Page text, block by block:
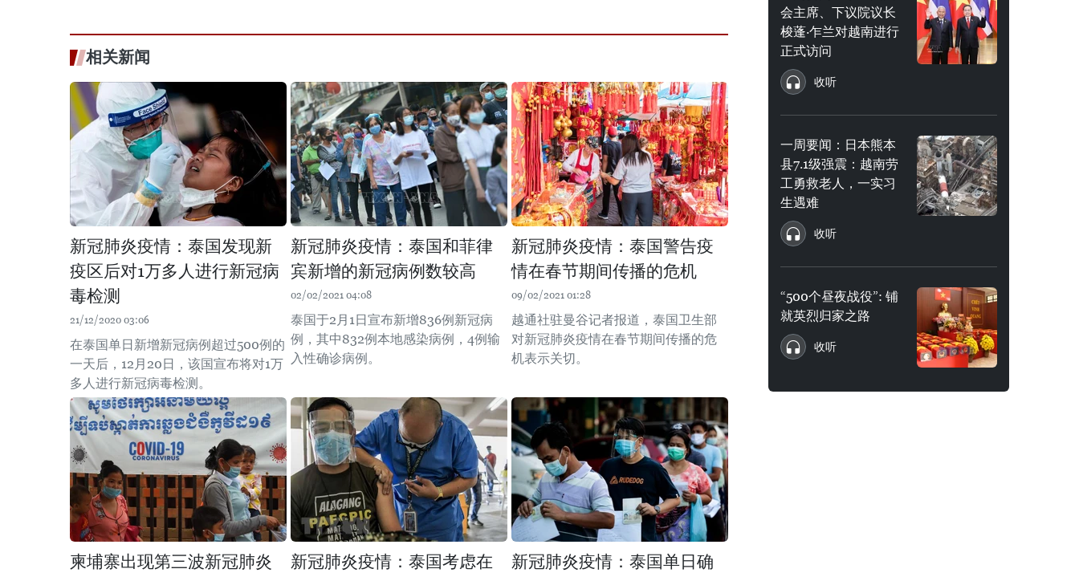
相关新闻
新冠肺炎疫情：泰国发现新
疫区后对1万多人进行新冠病
毒检测
21/12/2020 03:06
在泰国单日新增新冠病例超过500例的
一天后，12月20日，该国宣布将对1万
多人进行新冠病毒检测。
新冠肺炎疫情：泰国和菲律
宾新增的新冠病例数较高
02/02/2021 04:08
泰国于2月1日宣布新增836例新冠病
例，其中832例本地感染病例，4例输
入性确诊病例。
新冠肺炎疫情：泰国警告疫
情在春节期间传播的危机
09/02/2021 01:28
越通社驻曼谷记者报道，泰国卫生部
对新冠肺炎疫情在春节期间传播的危
机表示关切。
柬埔寨出现第三波新冠肺炎
新冠肺炎疫情：泰国考虑在
新冠肺炎疫情：泰国单日确
会主席、下议院议长
梭蓬·乍兰对越南进行
正式访问
收听
一周要闻：日本熊本
县7.1级强震：越南劳
工勇救老人，一实习
生遇难
收听
“500个昼夜战役”: 铺
就英烈归家之路
收听